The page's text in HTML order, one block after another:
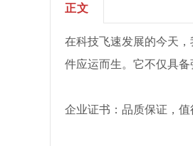
正文
在科技飞速发展的今天
件应运而生。它不仅具
企业证书：品质保证，值